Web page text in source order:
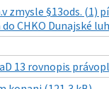
§13ods. (1)
CHKO Dunajské
13 rovnopis